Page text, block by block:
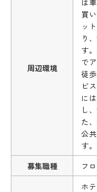
周辺環境
買
ッ
り
す
で
徒
ビ
に
し
た
公
す。
募集職種
フ
ホ